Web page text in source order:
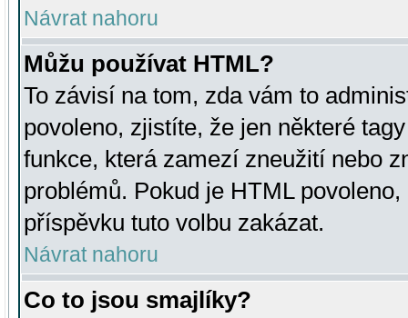
Návrat nahoru
Můžu používat HTML?
To závisí na tom, zda vám to
povoleno, zjistíte, že jen některé
funkce, která zamezí zneužití nebo
problémů. Pokud je HTML
příspěvku tuto volbu zakázat.
Návrat nahoru
Co to jsou smajlíky?